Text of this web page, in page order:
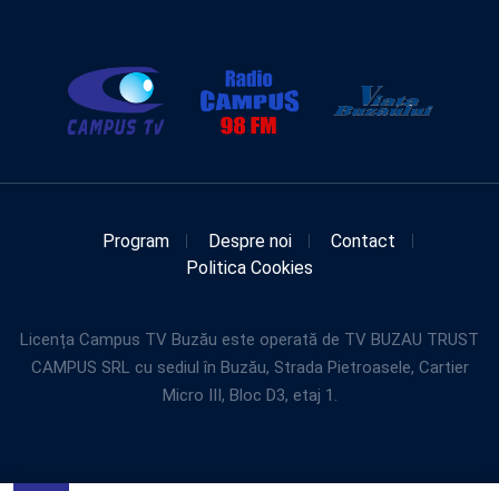
Program Despre noi
Contact
Politica Cookies
Licența Campus TV Buzău este operată de TV BUZAU TRUST
CAMPUS SRL cu sediul în Buzău, Strada Pietroasele, Cartier
Micro III, Bloc D3, etaj 1.